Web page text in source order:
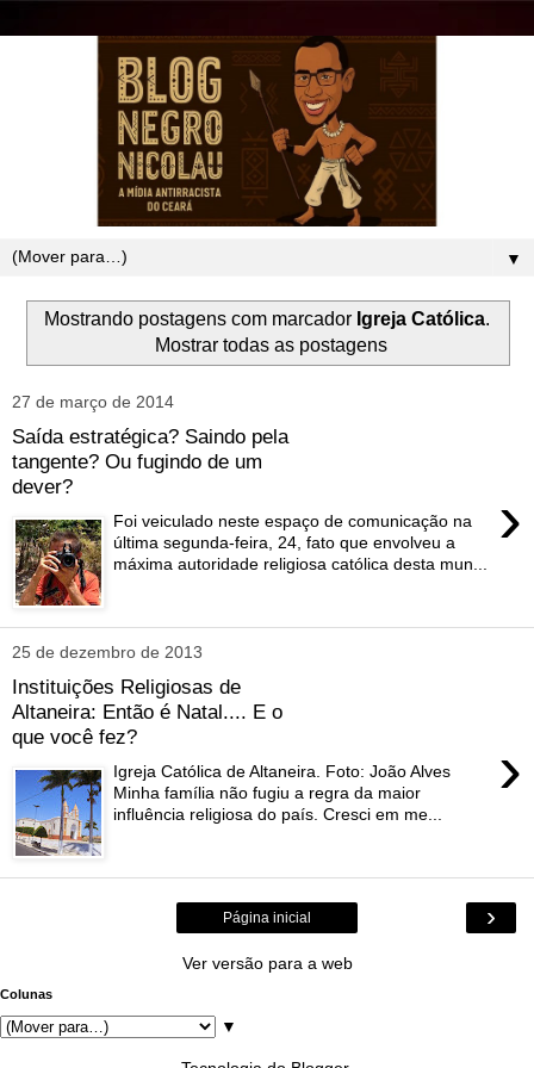
▼
Mostrando postagens com marcador Igreja Católica.
Mostrar todas as postagens
27 de março de 2014
Saída estratégica? Saindo pela
tangente? Ou fugindo de um
dever?
›
Foi veiculado neste espaço de comunicação na
última segunda-feira, 24, fato que envolveu a
máxima autoridade religiosa católica desta mun...
25 de dezembro de 2013
Instituições Religiosas de
Altaneira: Então é Natal.... E o
que você fez?
›
Igreja Católica de Altaneira. Foto: João Alves
Minha família não fugiu a regra da maior
influência religiosa do país. Cresci em me...
›
Página inicial
Ver versão para a web
Colunas
▼